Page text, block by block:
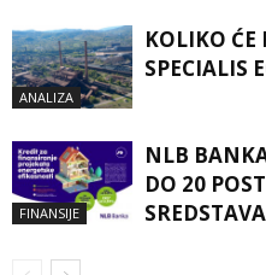
ANALIZA
KOLIKO ĆE
SPECIALIS
FINANSIJE
NLB
DO 20
SREDSTAVA